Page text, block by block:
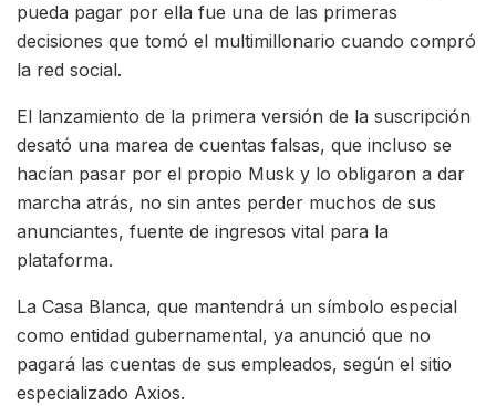
pueda pagar por ella fue una de las primeras
decisiones que tomó el multimillonario cuando compró
la red social.
El lanzamiento de la primera versión de la suscripción
desató una marea de cuentas falsas, que incluso se
hacían pasar por el propio Musk y lo obligaron a dar
marcha atrás, no sin antes perder muchos de sus
anunciantes, fuente de ingresos vital para la
plataforma.
La Casa Blanca, que mantendrá un símbolo especial
como entidad gubernamental, ya anunció que no
pagará las cuentas de sus empleados, según el sitio
especializado Axios.